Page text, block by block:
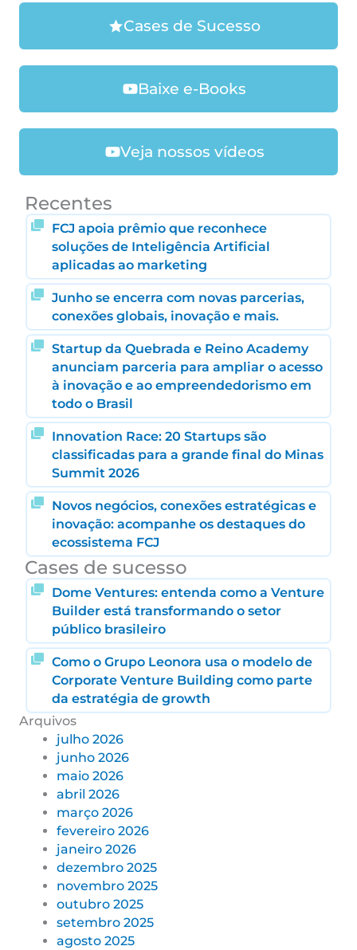
Cases de Sucesso
Baixe e-Books
Veja nossos vídeos
Recentes
FCJ apoia prêmio que reconhece
soluções de Inteligência Artificial
aplicadas ao marketing
Junho se encerra com novas parcerias,
conexões globais, inovação e mais.
Startup da Quebrada e Reino Academy
anunciam parceria para ampliar o acesso
à inovação e ao empreendedorismo em
todo o Brasil
Innovation Race: 20 Startups são
classificadas para a grande final do Minas
Summit 2026
Novos negócios, conexões estratégicas e
inovação: acompanhe os destaques do
ecossistema FCJ
Cases de sucesso
Dome Ventures: entenda como a Venture
Builder está transformando o setor
público brasileiro
Como o Grupo Leonora usa o modelo de
Corporate Venture Building como parte
da estratégia de growth
Arquivos
julho 2026
junho 2026
maio 2026
abril 2026
março 2026
fevereiro 2026
janeiro 2026
dezembro 2025
novembro 2025
outubro 2025
setembro 2025
agosto 2025